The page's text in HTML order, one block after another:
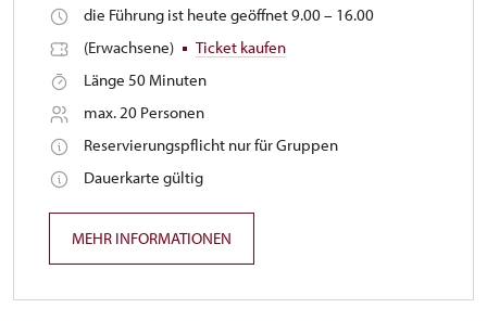
die Führung ist heute geöffnet 9.00 – 16.00
(Erwachsene)
Ticket kaufen
Länge 50 Minuten
max. 20 Personen
Reservierungspflicht nur für Gruppen
Dauerkarte gültig
MEHR INFORMATIONEN